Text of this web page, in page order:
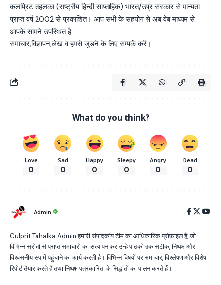
कलप्रिट तहलका (राष्ट्रीय हिन्दी साप्ताहिक) भारत/उप्र सरकार से मान्यता
प्राप्त वर्ष 2002 से प्रकाशित। आप सभी के सहयोग से अब वेब माध्यम से
आपके सामने उपस्थित है।
समाचार,विज्ञापन,लेख व हमसे जुड़ने के लिए संम्पर्क करें।
What do you think?
Love
0
Sad
0
Happy
0
Sleepy
0
Angry
0
Dead
0
Admin
Culprit Tahalka Admin हमारी संपादकीय टीम का आधिकारिक प्रोफ़ाइल है, जो
विभिन्न स्रोतों से प्राप्त समाचारों का सत्यापन कर उन्हें पाठकों तक सटीक, निष्पक्ष और
विश्वसनीय रूप में पहुंचाने का कार्य करती है। विभिन्न विषयों पर समाचार, विश्लेषण और विशेष
रिपोर्ट तैयार करते हैं तथा निष्पक्ष पत्रकारिता के सिद्धांतों का पालन करते हैं।